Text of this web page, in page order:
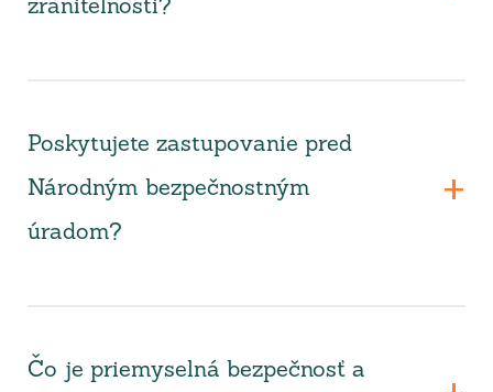
zraniteľnosti?
Poskytujete zastupovanie pred
Národným bezpečnostným
úradom?
Čo je priemyselná bezpečnosť a